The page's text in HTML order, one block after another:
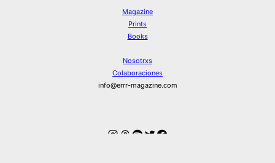
Magazine
Prints
Books
Nosotrxs
Colaboraciones
info@errr-magazine.com
Instagram
Hilos
Spotify
Twitter
Facebook